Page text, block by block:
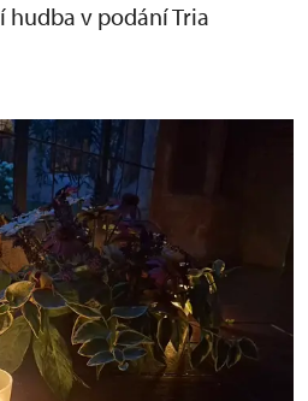
hudba v podání Tria